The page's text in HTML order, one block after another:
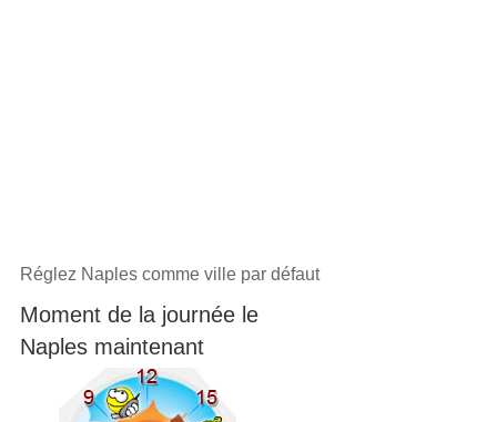
Réglez Naples comme ville par défaut
Moment de la journée le
Naples maintenant